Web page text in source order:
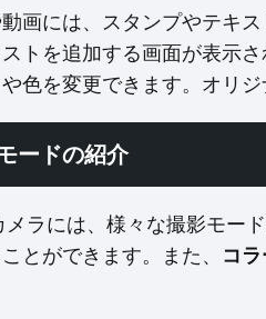
画には、スタンプやテキ
トを追加する画面が表示
色を変更できます。オリ
ードの紹介
ラには、様々な撮影モー
とができます。また、 コ